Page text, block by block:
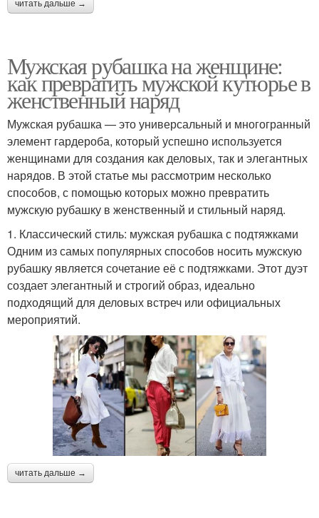
читать дальше →
Мужская рубашка на женщине:
как превратить мужской кутюрье в
женственный наряд
Мужская рубашка — это универсальный и многогранный
элемент гардероба, который успешно используется
женщинами для создания как деловых, так и элегантных
нарядов. В этой статье мы рассмотрим несколько
способов, с помощью которых можно превратить
мужскую рубашку в женственный и стильный наряд.
1. Классический стиль: мужская рубашка с подтяжками
Одним из самых популярных способов носить мужскую
рубашку является сочетание её с подтяжками. Этот дуэт
создает элегантный и строгий образ, идеально
подходящий для деловых встреч или официальных
мероприятий.
читать дальше →